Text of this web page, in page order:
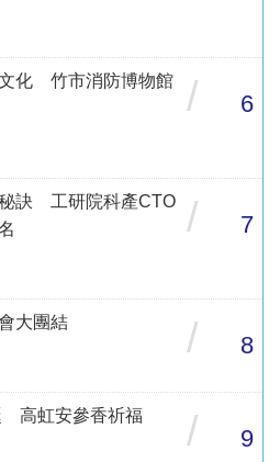
化 竹市消防博物館
/ 6
訣 工研院科產CTO
/ 7
大團結
/ 8
高虹安參香祈福
/ 9